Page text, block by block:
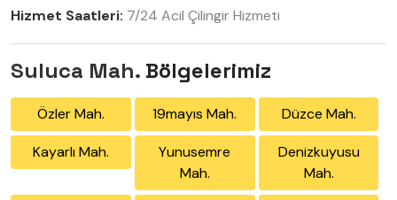
Hizmet Saatleri: 7/24 Acil Çilingir Hizmeti
Suluca Mah. Bölgelerimiz
Özler Mah. 19mayıs Mah. Düzce Mah.
Kayarlı Mah.
Yunusemre
Mah.
Denizkuyusu
Mah.